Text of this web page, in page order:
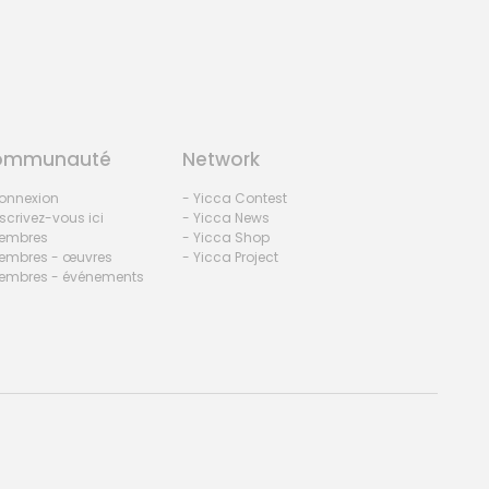
vous ici
- œuvres
- événements
Network
- Yicca Contest
- Yicca News
- Yicca Shop
- Yicca Project